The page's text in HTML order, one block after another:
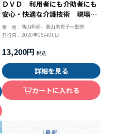
ＤＶＤ 利用者にも介助者にも
安心・快適な介護技術 現場の
「困った！」を解決できる
著 者： 髙山彰彦、髙山美佐子＝監修
発行日： 2020年05月01日
13,200円
詳細を見る
カートに入れる